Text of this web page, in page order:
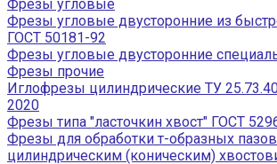
Фрезы угловые
Фрезы угловые двусторонние из
ГОСТ 50181-92
Фрезы угловые двусторонние
Фрезы прочие
Иглофрезы цилиндрические ТУ
2020
Фрезы типа "ласточкин хвост" ГОСТ
Фрезы для обработки т-образных
цилиндрическим (коническим)